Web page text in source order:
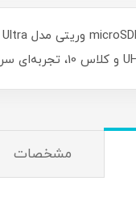
مشخصات